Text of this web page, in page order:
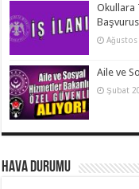
Okullara
Ağustos
Aile ve
Şubat
Hava Durumu